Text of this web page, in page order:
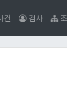
건 검사